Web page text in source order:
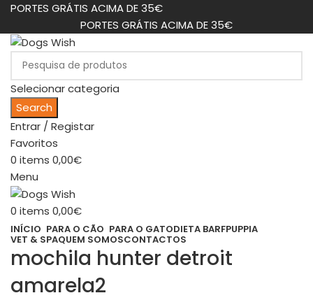
PORTES GRÁTIS ACIMA DE 35€
PORTES GRÁTIS ACIMA DE 35€
Selecionar categoria
Search
Entrar / Registar
Favoritos
0 items 0,00€
Menu
0 items 0,00€
INÍCIO PARA O CÃO PARA O GATODIETA BARFPUPPIA
VET & SPAQUEM SOMOSCONTACTOS
mochila hunter detroit
amarela2